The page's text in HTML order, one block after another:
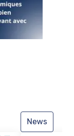
News